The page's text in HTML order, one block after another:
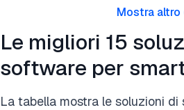
Mostra altro
Le migliori 15
software per
La tabella mostra le soluzioni